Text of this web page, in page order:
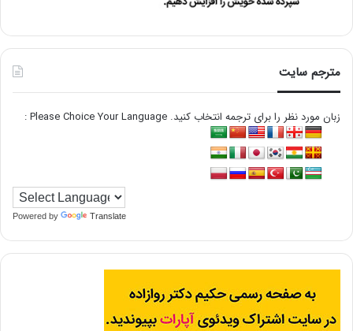
مترجم سایت
زبان مورد نظر را برای ترجمه انتخاب کنید. Please Choice Your Language :
Powered by Translate